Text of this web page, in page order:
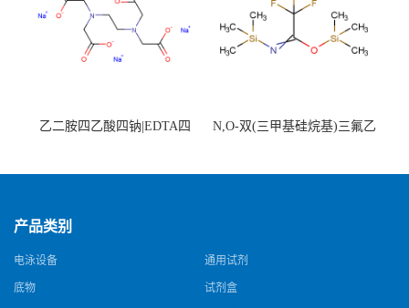
乙二胺四乙酸四钠|EDTA四
N,O-双(三甲基硅烷基)三氟乙
产品类别
电泳设备 通用试剂
底物 试剂盒